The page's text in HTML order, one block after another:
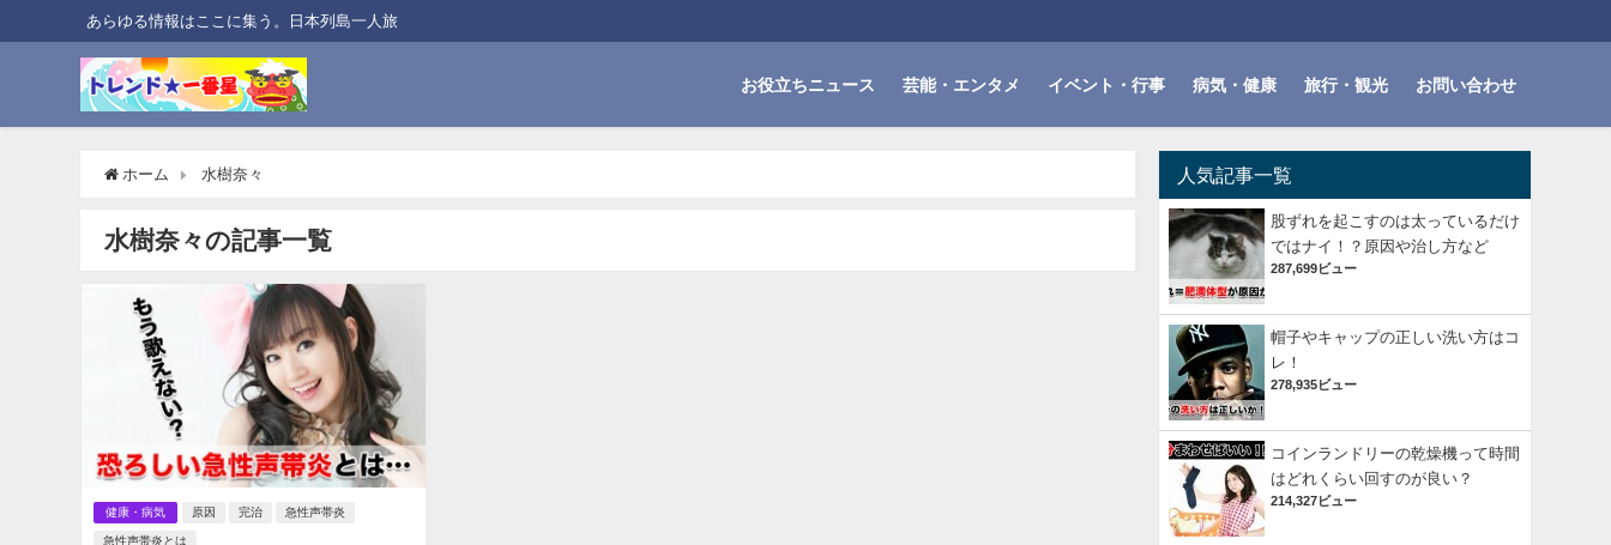
あらゆる情報はここに集う。日本列島一人旅
お役立ちニュース 芸能・エンタメ イベント・行事 病気・健康 旅行・観光 お問い合わせ
ホーム 水樹奈々
水樹奈々の記事一覧
健康・病気 原因 完治 急性声帯炎
急性声帯炎とは
人気記事一覧
股ずれを起こすのは太っているだけ
ではナイ！？原因や治し方など
287,699ビュー
帽子やキャップの正しい洗い方はコ
レ！
278,935ビュー
コインランドリーの乾燥機って時間
はどれくらい回すのが良い？
214,327ビュー